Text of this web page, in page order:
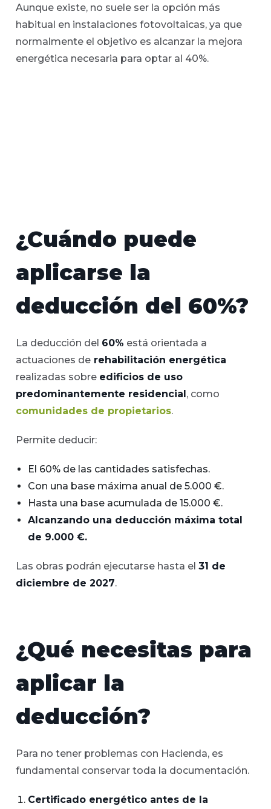
Aunque existe, no suele ser la opción más
habitual en instalaciones fotovoltaicas, ya que
normalmente el objetivo es alcanzar la mejora
energética necesaria para optar al 40%.
¿Cuándo puede
aplicarse la
deducción del 60%?
La deducción del 60% está orientada a
actuaciones derehabilitación energética
realizadas sobre edificios de uso
predominantemente residencial , como
comunidades de propietarios.
Permite deducir:
El 60% de las cantidades satisfechas.
Con una base máxima anual de 5.000 €.
Hasta una base acumulada de 15.000 €.
Alcanzando una deducción máxima total
de 9.000 €.
Las obras podrán ejecutarse hasta el 31 de
diciembre de 2027.
¿Qué necesitas para
aplicar la
deducción?
Para no tener problemas con Hacienda, es
fundamental conservar toda la documentación.
Certificado energético antes de la